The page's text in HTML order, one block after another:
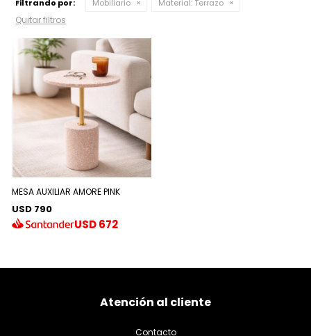
Filtrando por: Mobiliario Material: Terrazo
Quitar filtros
MESA AUXILIAR AMORE PINK
USD 790
USD672
Atención al cliente
Contacto